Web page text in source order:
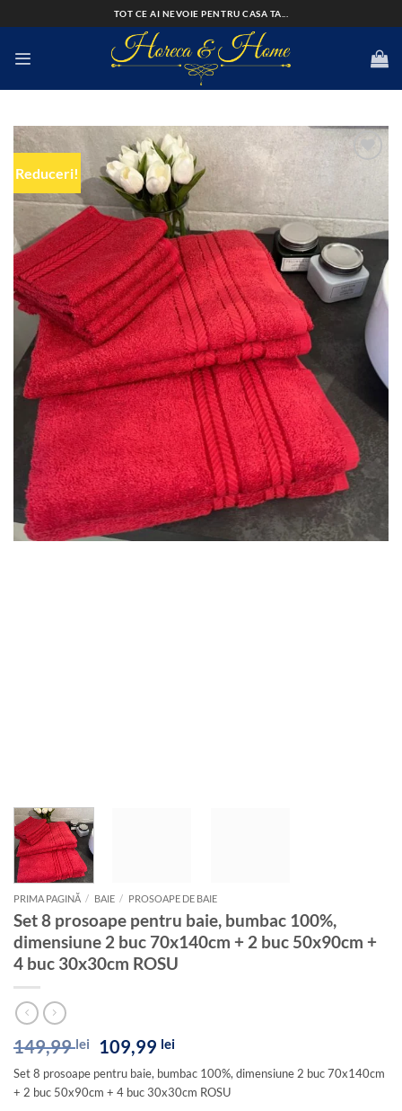
to
TOT CE AI NEVOIE PENTRU CASA TA...
Reduceri!
PRIMA PAGINĂ / BAIE / PROSOAPE DE BAIE
Set 8 prosoape pentru baie, bumbac 100%,
dimensiune 2 buc 70x140cm + 2 buc 50x90cm +
4 buc 30x30cm ROSU
149,99lei
Prețul
inițial
a
fost:
109,99 leiPrețul
este:
109,99 lei.
Set 8 prosoape pentru baie, bumbac 100%, dimensiune 2 buc 70x140cm
+ 2 buc 50x90cm + 4 buc 30x30cm ROSU